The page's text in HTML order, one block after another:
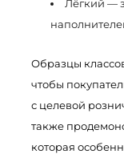
Лёгкий —
Образцы
чтобы
с целевой
также
которая